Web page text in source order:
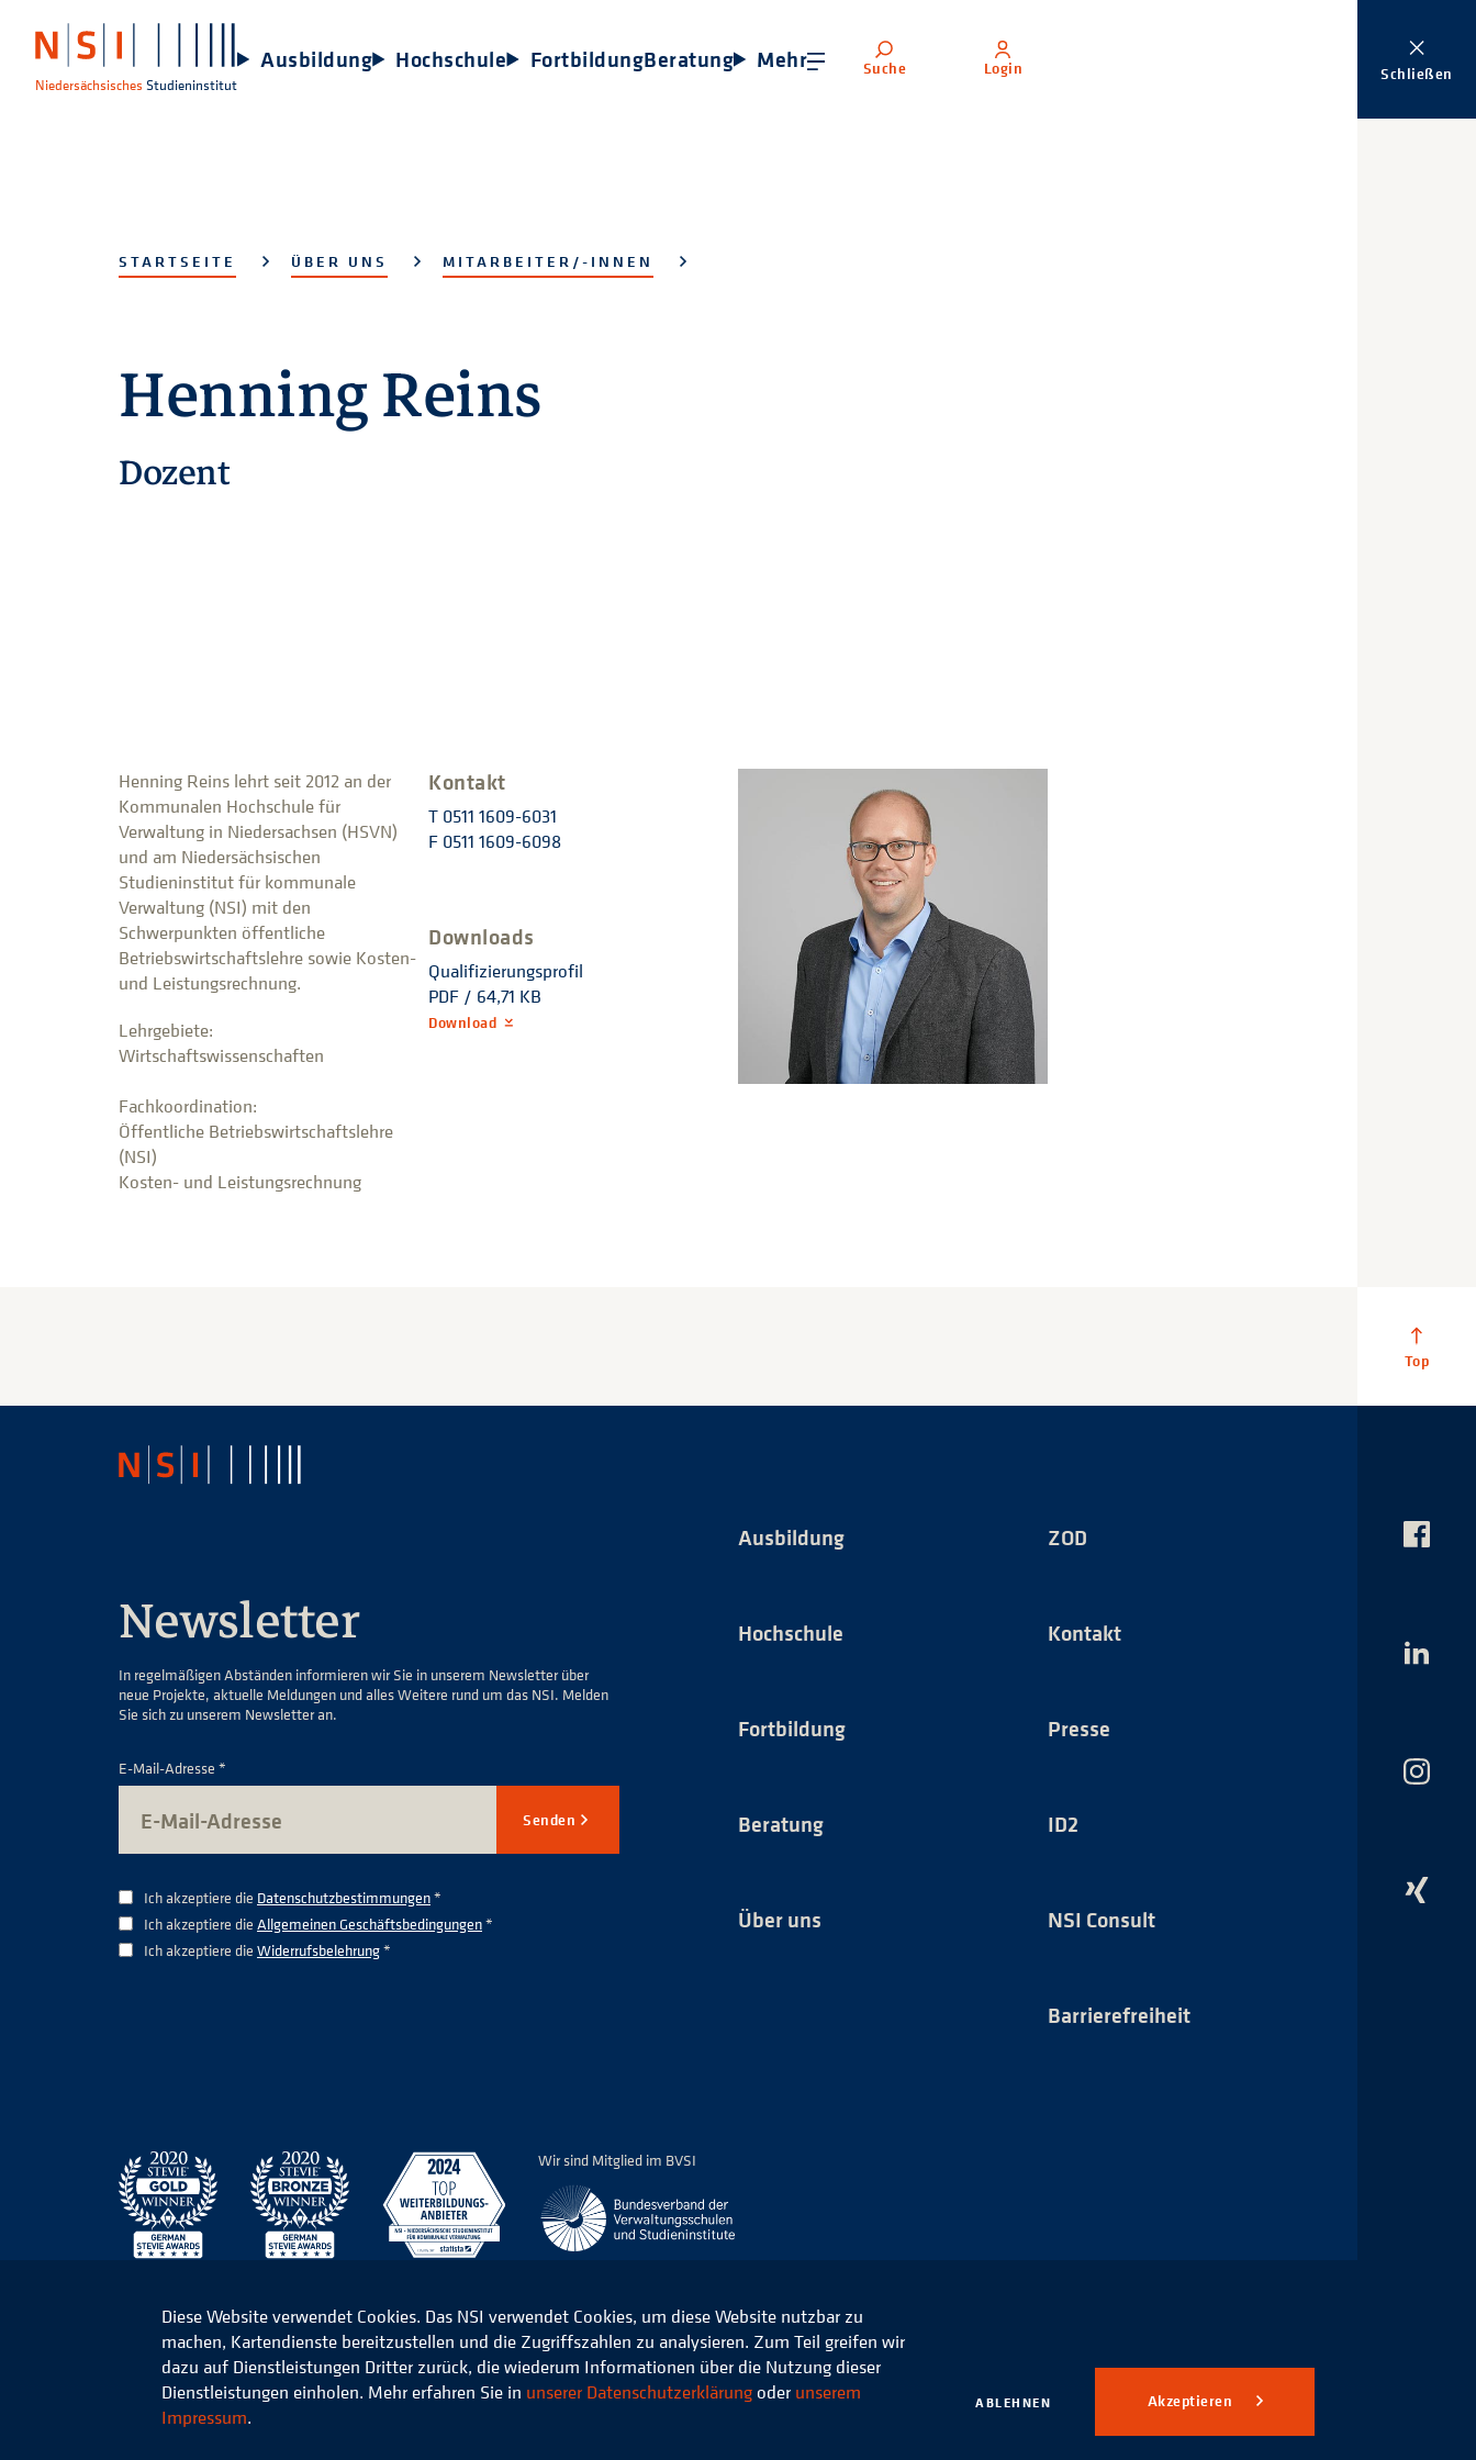
Niedersächsisches Studieninstitut
Ausbildung Hochschule FortbildungBeratung Mehr Suche Login Schließen
STARTSEITE ÜBER UNS MITARBEITER/-INNEN
Henning Reins
Dozent
Henning Reins lehrt seit 2012 an der
Kommunalen Hochschule für
Verwaltung in Niedersachsen (HSVN)
und am Niedersächsischen
Studieninstitut für kommunale
Verwaltung (NSI) mit den
Schwerpunkten öffentliche
Betriebswirtschaftslehre sowie Kosten-
und Leistungsrechnung.
Lehrgebiete:
Wirtschaftswissenschaften
Fachkoordination:
Öffentliche Betriebswirtschaftslehre
(NSI)
Kosten- und Leistungsrechnung
Kontakt
T 0511 1609-6031
F 0511 1609-6098
Downloads
Qualifizierungsprofil
PDF / 64,71 KB
Download
Newsletter
In regelmäßigen Abständen informieren wir Sie in unserem Newsletter über
neue Projekte, aktuelle Meldungen und alles Weitere rund um das NSI. Melden
Sie sich zu unserem Newsletter an.
E-Mail-Adresse *
Senden
Ich akzeptiere die Datenschutzbestimmungen*
Ich akzeptiere die Allgemeinen Geschäftsbedingungen*
Ich akzeptiere die Widerrufsbelehrung*
Ausbildung
Hochschule
Fortbildung
Beratung
Über uns
ZOD
Kontakt
Presse
ID2
NSI Consult
Barrierefreiheit
Wir sind Mitglied im BVSI
Das
Das
Das
Das
© 2026 Niedersächsisches Studieninstitut für kommunale Verwaltung e.V. Datenschutz
Diese Website verwendet Cookies. Das NSI verwendet Cookies, um diese Website nutzbar zu
machen, Kartendienste bereitzustellen und die Zugriffszahlen zu analysieren. Zum Teil greifen wir
dazu auf Dienstleistungen Dritter zurück, die wiederum Informationen über die Nutzung dieser
Dienstleistungen einholen. Mehr erfahren Sie in unserer Datenschutzerklärung oder unserem
Impressum.
ABLEHNEN Akzeptieren